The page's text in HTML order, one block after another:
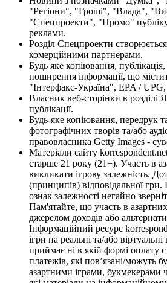
"Регіони", "Гроші", "Влада",
"Спецпроекти", "Промо"
реклами.
Розділ Спецпроекти
комерційними партнерами.
Будь яке копіювання,
поширення інформації, що
"Інтерфакс-Україна", EPA / UPG,
Власник веб-сторінки в розділі
публікації.
Будь-яке копіювання, передрук
фотографічних творів та/або
правовласника Getty Images -
Матеріали сайту
старше 21 року (21+). Участь в
викликати ігрову залежність.
(принципів) відповідальної
ознак залежності негайно
Пам'ятайте, що участь в
джерелом доходів або
Інформаційний ресурс
ігри на реальні та/або
приймає ні в якій формі оплату
платежів, які пов’язані/можуть
азартними іграми, букмекерами